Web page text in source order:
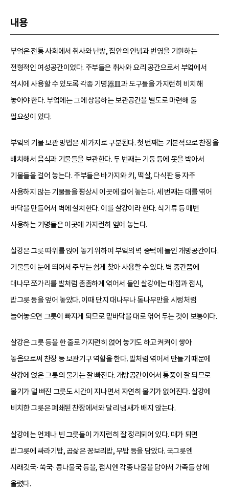
내용
부엌은 전통 사회에서 취사와 난방, 집안의 안녕과 번영을 기원하는
전형적인 여성공간이었다. 주부들은 취사와 요리 공간으로서 부엌에서
적시에 사용할 수 있도록 각종 기명器皿과 도구들을 가지런히 비치해
놓아야 한다. 부엌에는 그에 상응하는 보관공간을 별도로 마련해 둘
필요성이 있다.
부엌의 기물 보관 방법은 세 가지로 구분된다. 첫 번째는 기본적으로 찬장을
배치해서 음식과 기물들을 보관한다. 두 번째는 기둥 등에 못을 박아서
기물들을 걸어 놓는다. 주부들은 바가지와 키, 떡살, 다식판 등 자주
사용하지 않는 기물들을 평상시 이곳에 걸어 놓는다. 세 번째는 대를 엮어
바닥을 만들어서 벽에 설치한다. 이를 살강이라 한다. 식기류 등 매번
사용하는 기명들은 이곳에 가지런히 엎어 놓는다.
살강은 그릇 따위를 얹어 놓기 위하여 부엌의 벽 중턱에 들인 개방공간이다.
기물들이 눈에 띄어서 주부는 쉽게 찾아 사용할 수 있다. 벽 중간쯤에
대나무 쪼가리를 발처럼 촘촘하게 엮어서 들인 살강에는 대접과 접시,
밥그릇 등을 엎어 놓았다. 이때 단지 대나무나 통나무만을 시렁처럼
늘어놓으면 그릇이 빠지게 되므로 밑바닥을 대로 엮어 두는 것이 보통이다.
살강은 그릇 등을 한 줄로 가지런히 얹어 놓기도 하고 켜켜이 쌓아
놓음으로써 찬장 등 보관기구 역할을 한다. 발처럼 엮어서 만들기 때문에
살강에 얹은 그릇의 물기는 잘 빠진다. 개방공간이어서 통풍이 잘 되므로
물기가 덜 빠진 그릇도 시간이 지나면서 자연히 물기가 없어진다. 살강에
비치한 그릇은 폐쇄된 찬장에서와 달리 냄새가 배지 않는다.
살강에는 언제나 빈 그릇들이 가지런히 잘 정리되어 있다. 때가 되면
밥그릇에 싸라기밥, 곱삶은 꽁보리밥, 무밥 등을 담았다. 국그릇엔
시래깃국·쑥국·콩나물국 등을, 접시엔 각종 나물을 담아서 가족들 상에
올렸다.